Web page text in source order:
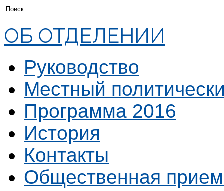
ОБ ОТДЕЛЕНИИ
Руководство
Местный
Программа 2016
История
Контакты
Общественная